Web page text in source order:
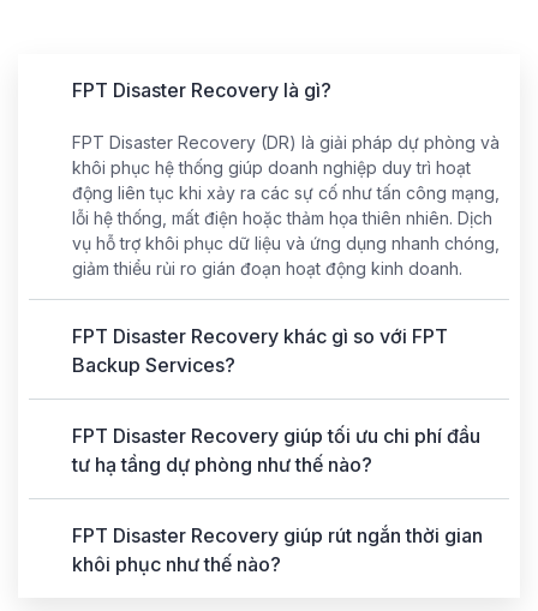
Storage
FPT Disaster Recovery là gì?
FPT Disaster Recovery (DR) là giải pháp dự phòng và
khôi phục hệ thống giúp doanh nghiệp duy trì hoạt
động liên tục khi xảy ra các sự cố như tấn công mạng,
lỗi hệ thống, mất điện hoặc thảm họa thiên nhiên. Dịch
vụ hỗ trợ khôi phục dữ liệu và ứng dụng nhanh chóng,
giảm thiểu rủi ro gián đoạn hoạt động kinh doanh.
FPT Disaster Recovery khác gì so với FPT
Backup Services?
FPT Disaster Recovery giúp tối ưu chi phí đầu
tư hạ tầng dự phòng như thế nào?
FPT Disaster Recovery giúp rút ngắn thời gian
khôi phục như thế nào?